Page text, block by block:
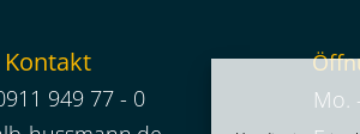
Kontakt
949 77 - 0
Mo.